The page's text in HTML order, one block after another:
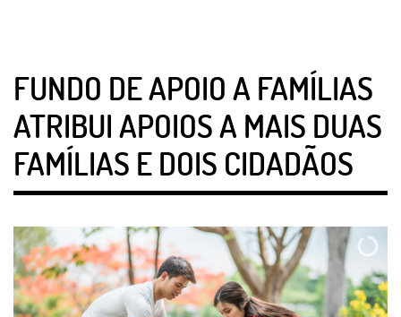
FUNDO DE APOIO A FAMÍLIAS
ATRIBUI APOIOS A MAIS DUAS
FAMÍLIAS E DOIS CIDADÃOS